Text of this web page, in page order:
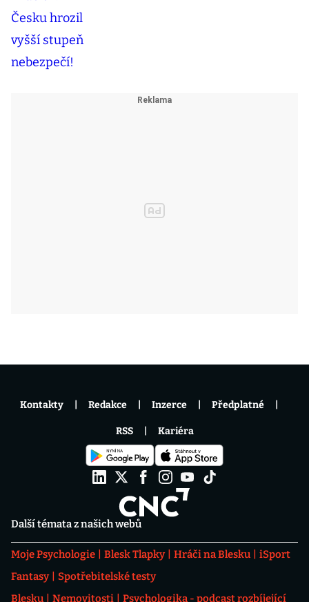
Další témata z našich webů
Moje Psychologie Blesk Tlapky Hráči na Blesku
iSport
Fantasy
Spotřebitelské testy
Blesku
Nemovitosti
Psychologika - podcast rozbíjející
Kontakty Redakce Inzerce Předplatné
RSS Kariéra